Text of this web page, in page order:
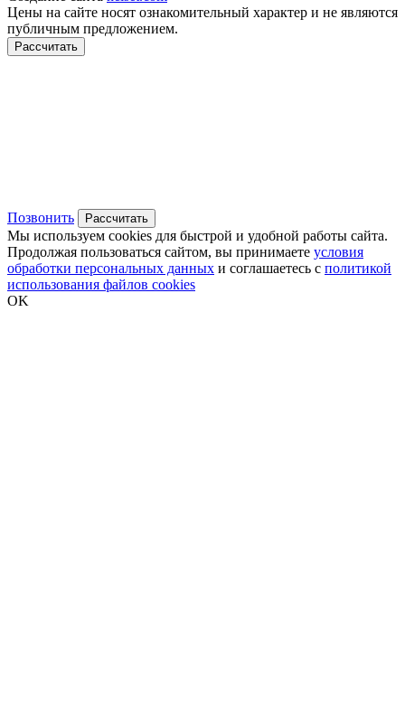
Цены на сайте носят ознакомительный характер и не являются
публичным предложением.
Рассчитать
Позвонить Рассчитать
Мы используем cookies для быстрой и удобной работы сайта.
Продолжая пользоваться сайтом, вы принимаете условия
обработки персональных данных и соглашаетесь с политикой
использования файлов cookies
OK